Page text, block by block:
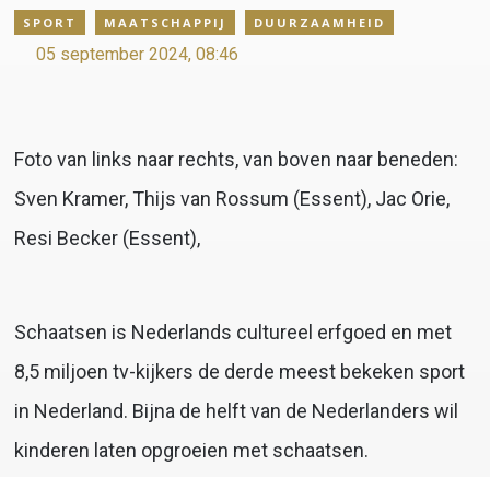
SPORT MAATSCHAPPIJ DUURZAAMHEID
05 september 2024, 08:46
Foto van links naar rechts, van boven naar beneden:
Sven Kramer, Thijs van Rossum (Essent), Jac Orie,
Resi Becker (Essent),
Schaatsen is Nederlands cultureel erfgoed en met
8,5 miljoen tv-kijkers de derde meest bekeken sport
in Nederland. Bijna de helft van de Nederlanders wil
kinderen laten opgroeien met schaatsen.